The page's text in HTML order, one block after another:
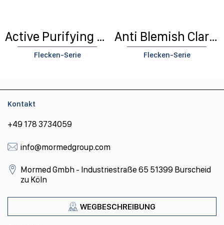
Active Purifying Face Cleaning Milk
Flecken-Serie
Anti Blemish Clarifying Serum
Flecken-Serie
Kontakt
+49 178 3734059
info@mormedgroup.com
Mormed Gmbh - Industriestraße 65 51399 Burscheid
zu Köln
WEGBESCHREIBUNG